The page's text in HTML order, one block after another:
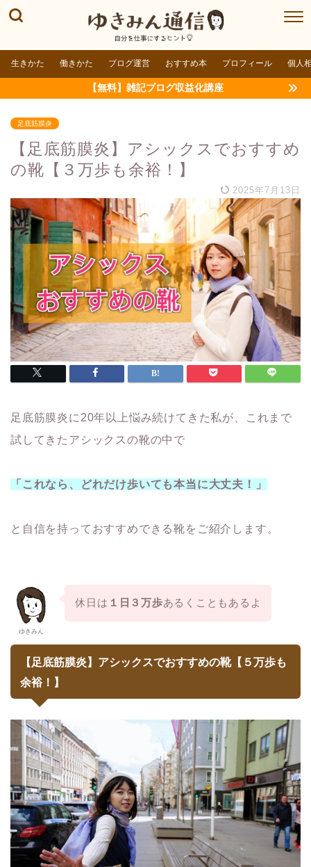
生きかた 働きかた ブログ運営 おすすめ本 プロフィール 個人
【無料】雑記ブログ収益化講座
足底筋膜炎
【足底筋膜炎】アシックスでおすすめ
の靴【３万歩も余裕！】
2025年7月13日
足底筋膜炎に20年以上悩み続けてきた私が、これまで
試してきたアシックスの靴の中で
「これなら、どれだけ歩いても本当に大丈夫！」
と自信を持っておすすめできる靴をご紹介します。
ゆきみん
休日は １日３万歩あるくこともあるよ
【足底筋膜炎】アシックスでおすすめの靴【５万歩も
余裕！】